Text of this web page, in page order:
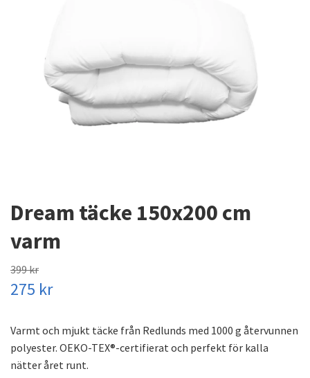
Dream täcke 150x200 cm
varm
399 kr
275 kr
Varmt och mjukt täcke från Redlunds med 1000 g återvunnen
polyester. OEKO-TEX®-certifierat och perfekt för kalla
nätter året runt.